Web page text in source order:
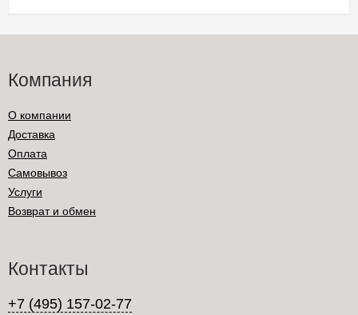
Компания
О компании
Доставка
Оплата
Самовывоз
Услуги
Возврат и обмен
Контакты
+7 (495) 157-02-77